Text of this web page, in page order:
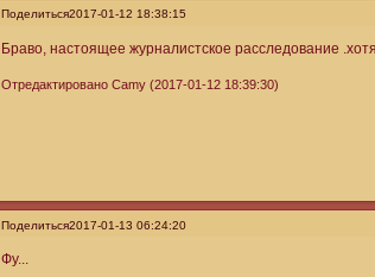
Поделиться2017-01-12 18:38:15
Браво, настоящее журналистское расследование
Отредактировано Camy (2017-01-12 18:39:30)
Поделиться2017-01-13 06:24:20
Фу...